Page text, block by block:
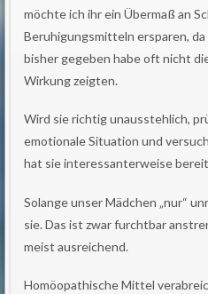
möchte ich ihr ein Übermaß an
Beruhigungsmitteln ersparen,
bisher gegeben habe oft nicht
Wirkung zeigten.
Wird sie richtig unausstehlich,
emotionale Situation und
hat sie interessanterweise
Solange unser Mädchen „nur“
sie. Das ist zwar furchtbar
meist ausreichend.
Homöopathische Mittel